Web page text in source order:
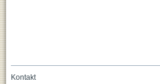
Kontakt